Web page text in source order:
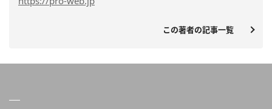
この著者の記事一覧